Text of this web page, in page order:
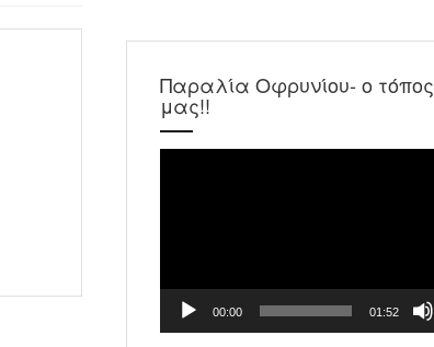
Παραλία Οφρυνίου- ο τόπος
μας!!
00:00 01:52